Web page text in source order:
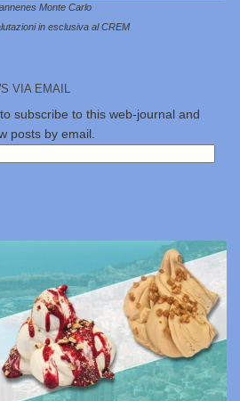
Monte Carlo
in esclusiva al CREM
VIA EMAIL
subscribe to this web-journal and
posts by email.